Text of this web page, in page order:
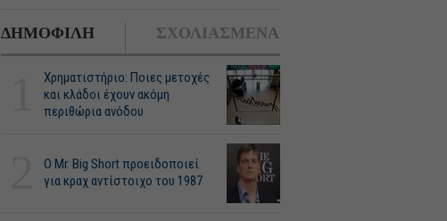
ΔΗΜΟΦΙΛΗ ΣΧΟΛΙΑΣΜΕΝΑ
Χρηματιστήριο: Ποιες μετοχές
και κλάδοι έχουν ακόμη
περιθώρια ανόδου
O Mr. Big Short προειδοποιεί
για κραχ αντίστοιχο του 1987